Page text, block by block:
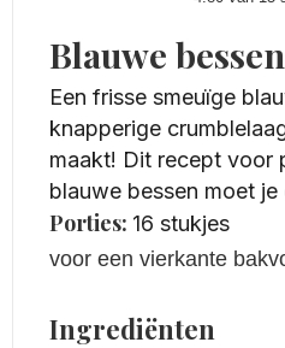
Blauwe
Een frisse smeuïge
knapperige
maakt! Dit recept voor
blauwe bessen moet
Porties: 16 stukjes
voor een vierkante
Ingrediënten